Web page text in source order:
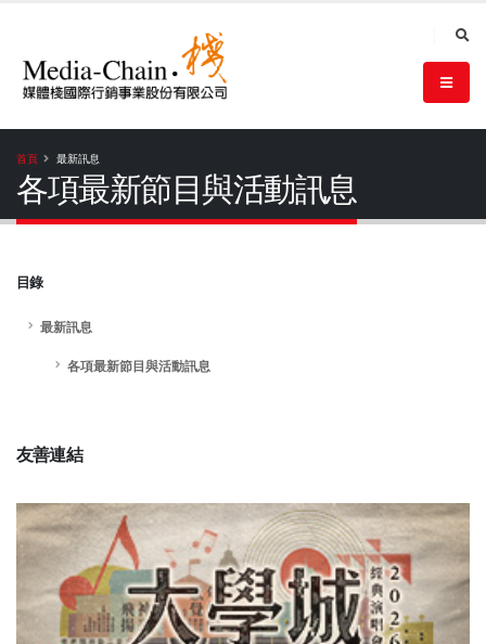
首頁 最新訊息
各項最新節目與活動訊息
目錄
最新訊息
各項最新節目與活動訊息
友善連結